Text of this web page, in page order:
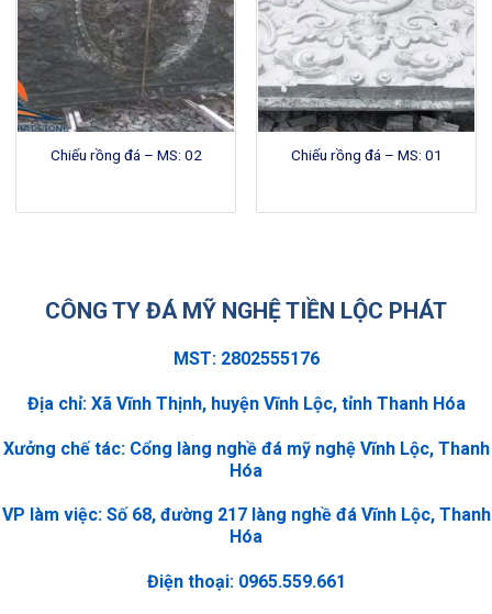
Chiếu rồng đá – MS: 02 Chiếu rồng đá – MS: 01
CÔNG TY ĐÁ MỸ NGHỆ TIỀN LỘC PHÁT
MST: 2802555176
Địa chỉ: Xã Vĩnh Thịnh, huyện Vĩnh Lộc, tỉnh Thanh Hóa
Xưởng chế tác: Cổng làng nghề đá mỹ nghệ Vĩnh Lộc, Thanh
Hóa
VP làm việc: Số 68, đường 217 làng nghề đá Vĩnh Lộc, Thanh
Hóa
Điện thoại: 0965.559.661